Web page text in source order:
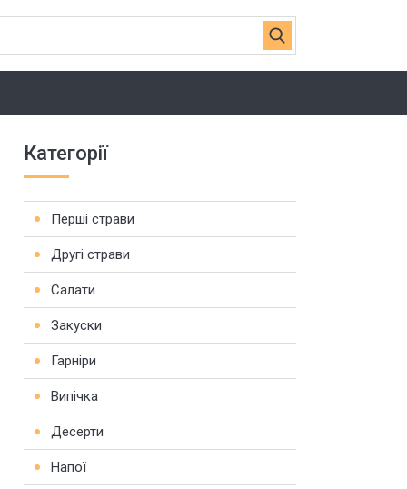
Категорії
Перші страви
Другі страви
Салати
Закуски
Гарніри
Випічка
Десерти
Напої